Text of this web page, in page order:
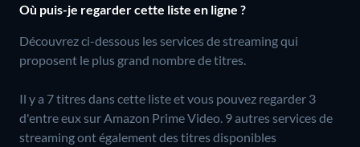
Où puis-je regarder cette liste en ligne ?
Découvrez ci-dessous les services de streaming qui
proposent le plus grand nombre de titres.
Il y a 7 titres dans cette liste et vous pouvez regarder 3
d'entre eux sur Amazon Prime Video. 9 autres services de
streaming ont également des titres disponibles